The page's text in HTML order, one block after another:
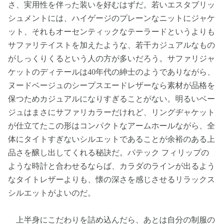
さ、実用性を伴った装いを好むはずだ。若いエスタブリッ
シュメントには、ハイゲージのプレーンなニットにジャケ
ット、それもオーセンティックなテーラードというよりも
サファリテイストを加えたような、若干カジュアルなもの
がしっくりくるという人の方が多いだろう。サファリジャ
ケットのディテールは40年代の紳士のようでありながら、
ヌードベージュのシープスエードレザーなら素材が品格を
保つためカジュアルになりすぎることがない。明るいベー
ジュはまさにサファリカラーだけれど、リングヂャケット
が仕立てたこの形はコンパクトなアームホールながら、全
体にタイトすぎないシルエットであることが余裕のある上
品さを醸し出してくれる秘訣だ。パテック フィリップの
ような時計と合わせるならば、カラダのラインが出るよう
なタイトレザーよりも、懐の深さを感じさせるリラックス
シルエットがよいのだ。
上半身にこだわりを詰め込んだら、あとは自分の制服の